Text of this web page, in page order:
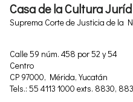
Casa de la Cultura
Suprema Corte de Justicia de la
Calle 59 núm. 458 por 52 y 54
Centro
CP 97000, Mérida, Yucatán
Tels.: 55 4113 1000 exts. 8830,